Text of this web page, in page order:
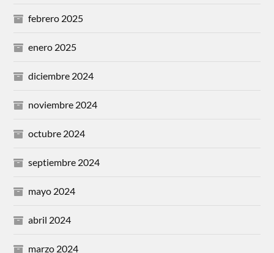
febrero 2025
enero 2025
diciembre 2024
noviembre 2024
octubre 2024
septiembre 2024
mayo 2024
abril 2024
marzo 2024